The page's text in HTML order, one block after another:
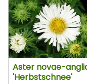
Aster novae-
'Herbstschnee'